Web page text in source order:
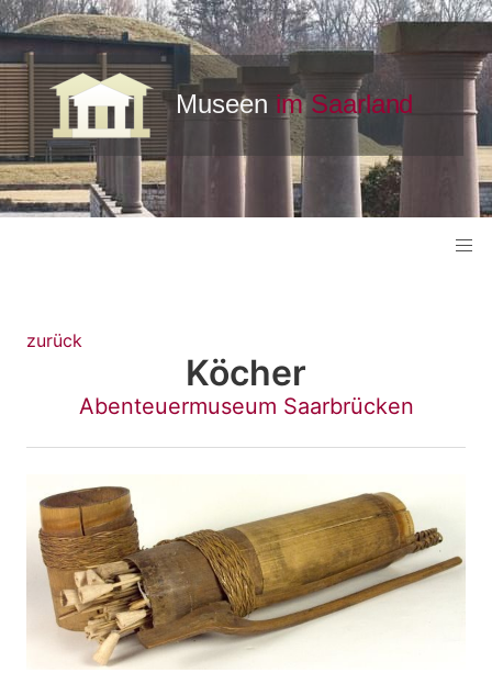
zurück
Köcher
Abenteuermuseum Saarbrücken